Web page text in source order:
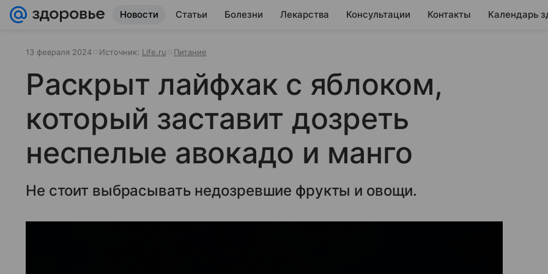
Новости Статьи Болезни Лекарства Консультации Контакты Календарь
13 февраля 2024 Источник: Life.ru Питание
Раскрыт лайфхак с яблоком,
который заставит дозреть
неспелые авокадо и манго
Не стоит выбрасывать недозревшие фрукты и овощи.